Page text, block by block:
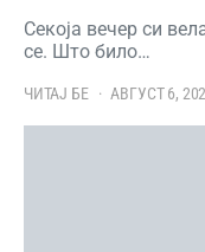
Секоја вечер си
се. Што било…
ЧИТАЈ БЕ АВГУСТ 6,